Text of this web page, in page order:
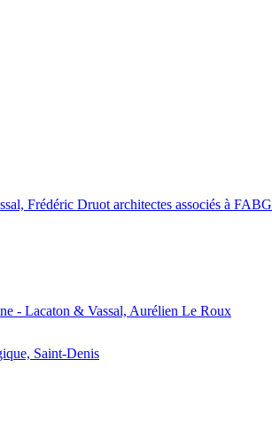
Frédéric Druot architectes associés à FABG
- Lacaton & Vassal, Aurélien Le Roux
Saint-Denis